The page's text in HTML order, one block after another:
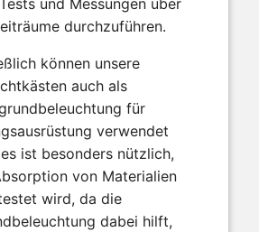
und Messungen über
durchzuführen.
können unsere
auch als
für
verwendet
ist besonders nützlich,
von Materialien
wird, da die
dabei hilft,